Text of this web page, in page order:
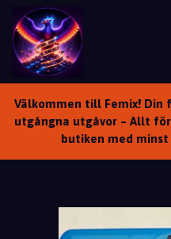
Välkommen till Femix!
utgångna utgåvor – Allt
butiken med